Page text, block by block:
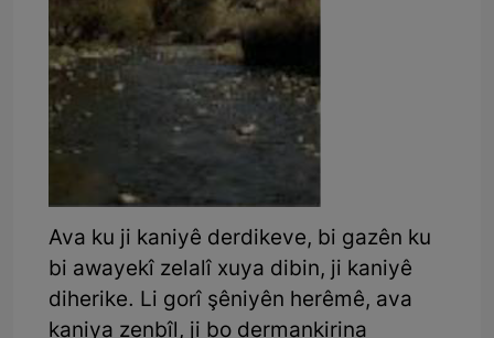
Ava ku ji kaniyê derdikeve, bi gazên ku
bi awayekî zelalî xuya dibin, ji kaniyê
diherike. Li gorî şêniyên herêmê, ava
kaniya zenbîl, ji bo dermankirina